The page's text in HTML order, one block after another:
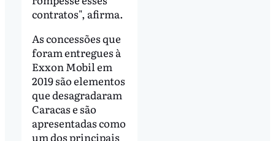
contratos", afirma.
As concessões que
foram entregues à
Exxon Mobil em
2019 são elementos
que desagradaram
Caracas e são
apresentadas como
um dos principais